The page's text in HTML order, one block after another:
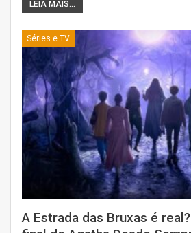
LEIA MAIS...
Séries e TV
A Estrada das Bruxas é